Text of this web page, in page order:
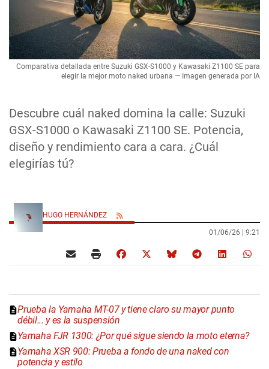
Descubre cuál naked domina la calle: Suzuki
GSX-S1000 o Kawasaki Z1100 SE. Potencia,
diseño y rendimiento cara a cara. ¿Cuál
elegirías tú?
Comparativa detallada entre Suzuki GSX-S1000 y Kawasaki Z1100 SE para
elegir la mejor moto naked urbana — Imagen generada por IA
HUGO HERNÁNDEZ
01/06/26 | 9:21
Prueba la Yamaha MT-07 y tiene claro su mayor punto
débil... y es la suspensión
Yamaha FJR 1300: ¿Por qué sigue siendo la moto eterna?
Yamaha XSR 900: Prueba a fondo de una naked con
potencia y estilo